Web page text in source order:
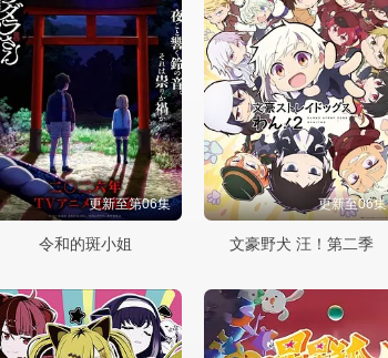
更新至第06集
令和的斑小姐
更新至06集
文豪野犬 汪！第二季